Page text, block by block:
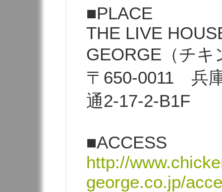
■PLACE
THE LIVE
GEORGE（チキ
〒650-0011 兵
通2-17-2-B1F
■ACCESS
http://
george.co.jp/